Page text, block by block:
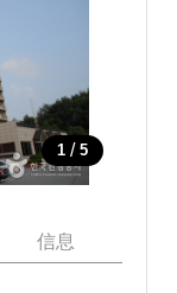
1 / 5
信息